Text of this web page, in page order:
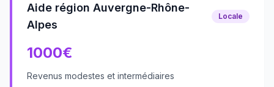
Aide région Auvergne-Rhône-
Alpes
Locale
1000€
Revenus modestes et intermédiaires